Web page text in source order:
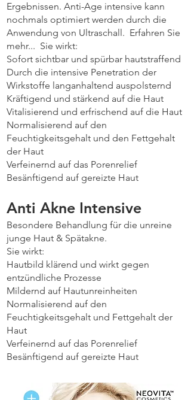
Ergebnissen. Anti-Age intensive kann
nochmals optimiert werden durch die
Anwendung von Ultraschall. Erfahren Sie
mehr... Sie wirkt:
Sofort sichtbar und spürbar hautstraffend
Durch die intensive Penetration der
Wirkstoffe langanhaltend auspolsternd
Kräftigend und stärkend auf die Haut
Vitalisierend und erfrischend auf die Haut
Normalisierend auf den
Feuchtigkeitsgehalt und den Fettgehalt
der Haut
Verfeinernd auf das Porenrelief
Besänftigend auf gereizte Haut
Anti Akne Intensive
Besondere Behandlung für die unreine
junge Haut & Spätakne.
Sie wirkt:
Hautbild klärend und wirkt gegen
entzündliche Prozesse
Mildernd auf Hautunreinheiten
Normalisierend auf den
Feuchtigkeitsgehalt und Fettgehalt der
Haut
Verfeinernd auf das Porenrelief
Besänftigend auf gereizte Haut